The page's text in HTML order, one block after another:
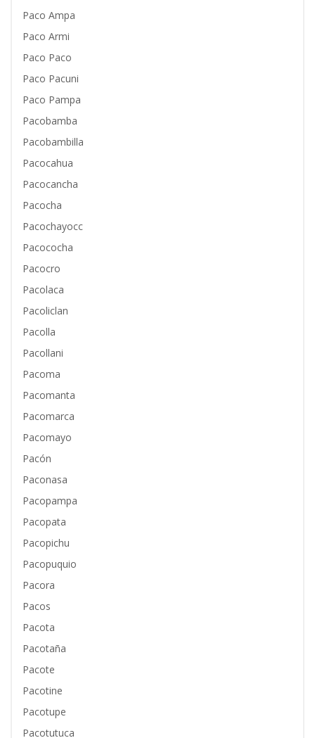
Paco Ampa
Paco Armi
Paco Paco
Paco Pacuni
Paco Pampa
Pacobamba
Pacobambilla
Pacocahua
Pacocancha
Pacocha
Pacochayocc
Pacococha
Pacocro
Pacolaca
Pacoliclan
Pacolla
Pacollani
Pacoma
Pacomanta
Pacomarca
Pacomayo
Pacón
Paconasa
Pacopampa
Pacopata
Pacopichu
Pacopuquio
Pacora
Pacos
Pacota
Pacotaña
Pacote
Pacotine
Pacotupe
Pacotutuca